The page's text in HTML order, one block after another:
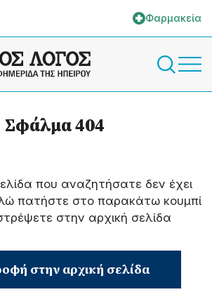
Φαρμακεία
Σφάλμα 404
που αναζητήσατε δεν έχει
πατήστε στο παρακάτω κουμπί
στην αρχική σελίδα
στην αρχική σελίδα